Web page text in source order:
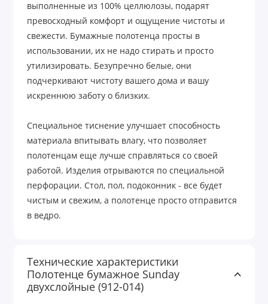
выполненные из 100% целлюлозы, подарят
превосходный комфорт и ощущение чистоты и
свежести. Бумажные полотенца просты в
использовании, их не надо стирать и просто
утилизировать. Безупречно белые, они
подчеркивают чистоту вашего дома и вашу
искреннюю заботу о близких.
Специальное тиснение улучшает способность
материала впитывать влагу, что позволяет
полотенцам еще лучше справляться со своей
работой. Изделия отрываются по специальной
перфорации. Стол, пол, подоконник - все будет
чистым и свежим, а полотенце просто отправится
в ведро.
Технические характеристики
Полотенце бумажное Sunday
двухслойные (912-014)